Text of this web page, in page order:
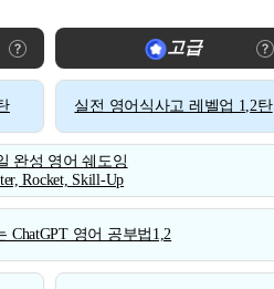
고급
실전 영어식사고 레벨업 1,2탄
완성 영어 쉐도잉
Rocket, Skill-Up
ChatGPT 영어 공부법1,2